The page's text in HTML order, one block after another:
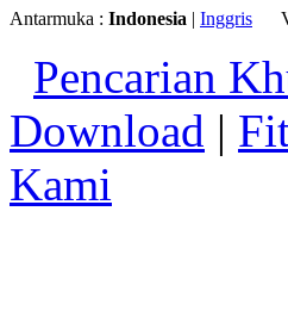
Antarmuka : Indonesia | Inggris
Pencarian
Download |
Kami